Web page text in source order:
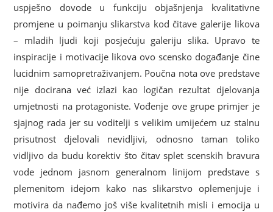
uspješno dovode u funkciju objašnjenja kvalitativne
promjene u poimanju slikarstva kod čitave galerije likova
– mladih ljudi koji posjećuju galeriju slika. Upravo te
inspiracije i motivacije likova ovo scensko događanje čine
lucidnim samopretraživanjem. Poučna nota ove predstave
nije docirana već izlazi kao logičan rezultat djelovanja
umjetnosti na protagoniste. Vođenje ove grupe primjer je
sjajnog rada jer su voditelji s velikim umijećem uz stalnu
prisutnost djelovali nevidljivi, odnosno taman toliko
vidljivo da budu korektiv što čitav splet scenskih bravura
vode jednom jasnom generalnom linijom predstave s
plemenitom idejom kako nas slikarstvo oplemenjuje i
motivira da nađemo još više kvalitetnih misli i emocija u